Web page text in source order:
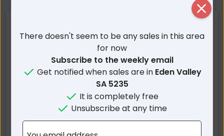
Taunton SA
Springton SA
Flaxman Valley SA
Mount Pleasant SA
Mount Mckenzie SA
Keyneton SA
Pewsey Vale SA
Mount Crawford SA
Angaston SA
Cambrai SA
There doesn't seem to be any sales in this area
for now
Subscribe to the weekly email
Get notified when sales are in Eden Valley
SA 5235
It is completely free
Unsubscribe at any time